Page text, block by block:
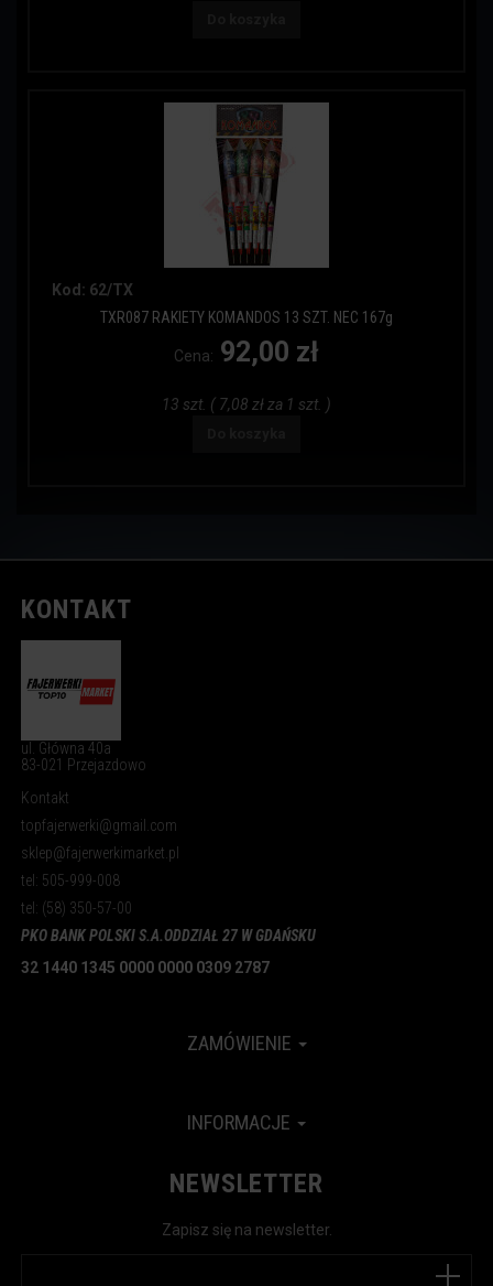
Kod: 62/TX
TXR087 RAKIETY KOMANDOS 13 SZT. NEC 167g
Cena: 92,00 zł
13 szt. ( 7,08 zł za 1 szt. )
KONTAKT
ul. Główna 40a
83-021 Przejazdowo
Kontakt
topfajerwerki@gmail.com
sklep@fajerwerkimarket.pl
tel: 505-999-008
tel: (58) 350-57-00
PKO BANK POLSKI S.A.ODDZIAŁ 27 W GDAŃSKU
32 1440 1345 0000 0000 0309 2787
ZAMÓWIENIE
INFORMACJE
NEWSLETTER
Zapisz się na newsletter.